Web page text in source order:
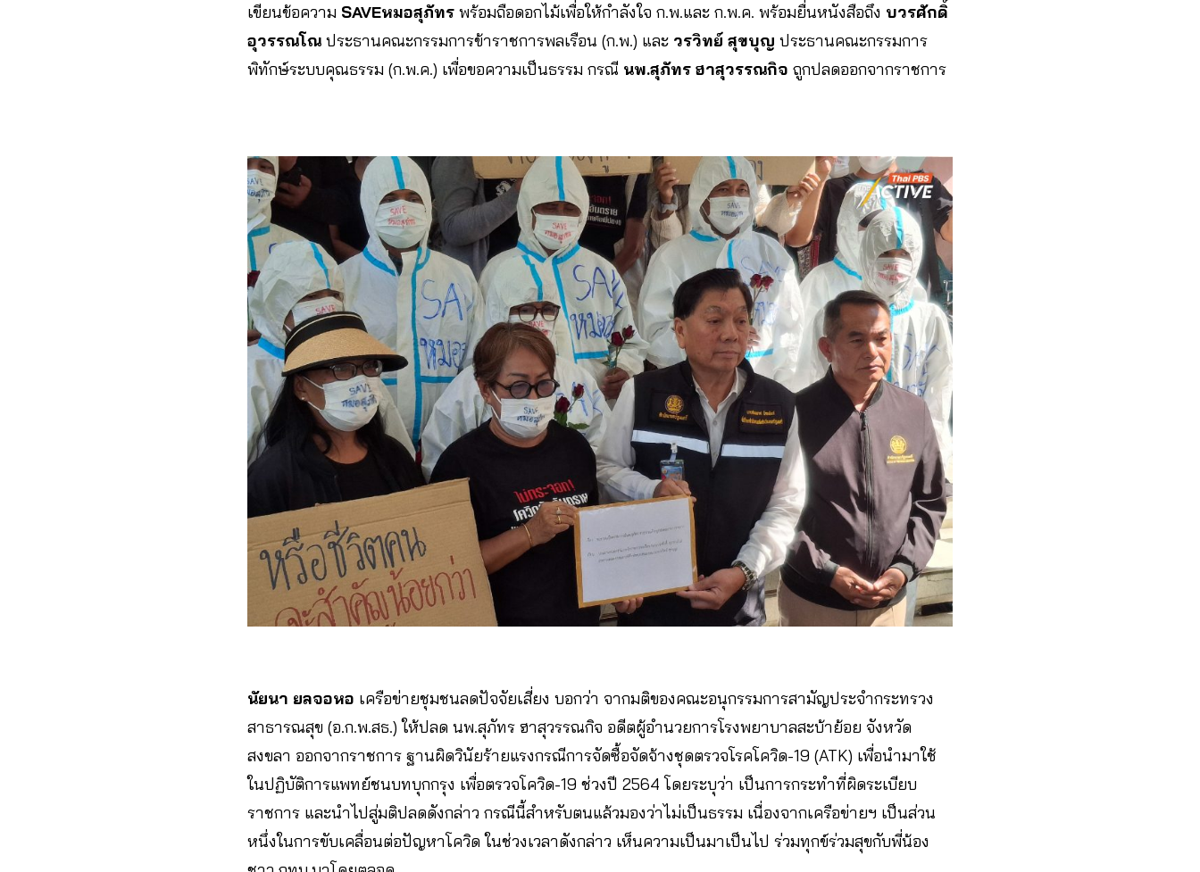
เขียนข้อความ SAVEหมอสุภัทร พร้อมถือดอกไม้เพื่อให้กำลังใจ ก.พ.และ ก.พ.ค. พร้อมยื่นหนังสือถึง บวรศักดิ์
อุวรรณโณ ประธานคณะกรรมการข้าราชการพลเรือน (ก.พ.) และ วรวิทย์ สุขบุญ ประธานคณะกรรมการ
พิทักษ์ระบบคุณธรรม (ก.พ.ค.) เพื่อขอความเป็นธรรม กรณี นพ.สุภัทร ฮาสุวรรณกิจ ถูกปลดออกจากราชการ
นัยนา ยลจอหอ เครือข่ายชุมชนลดปัจจัยเสี่ยง บอกว่า จากมติของคณะอนุกรรมการสามัญประจำกระทรวง
สาธารณสุข (อ.ก.พ.สธ.) ให้ปลด นพ.สุภัทร ฮาสุวรรณกิจ อดีตผู้อำนวยการโรงพยาบาลสะบ้าย้อย จังหวัด
สงขลา ออกจากราชการ ฐานผิดวินัยร้ายแรงกรณีการจัดซื้อจัดจ้างชุดตรวจโรคโควิด-19 (ATK) เพื่อนำมาใช้
ในปฏิบัติการแพทย์ชนบทบุกกรุง เพื่อตรวจโควิด-19 ช่วงปี 2564 โดยระบุว่า เป็นการกระทำที่ผิดระเบียบ
ราชการ และนำไปสู่มติปลดดังกล่าว กรณีนี้สำหรับตนแล้วมองว่าไม่เป็นธรรม เนื่องจากเครือข่ายฯ เป็นส่วน
หนึ่งในการขับเคลื่อนต่อปัญหาโควิด ในช่วงเวลาดังกล่าว เห็นความเป็นมาเป็นไป ร่วมทุกข์ร่วมสุขกับพี่น้อง